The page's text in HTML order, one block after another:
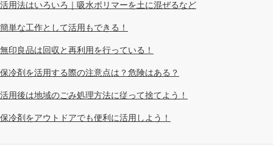
活用法はいろいろ｜吸水ポリマーを土に混ぜるなど
簡単な工作として活用もできる！
無印良品は回収と再利用を行っている！
保冷剤を活用する際の注意点は？危険はある？
活用後は地域のごみ処理方法に従って捨てよう！
保冷剤をアウトドアでも便利に活用しよう！